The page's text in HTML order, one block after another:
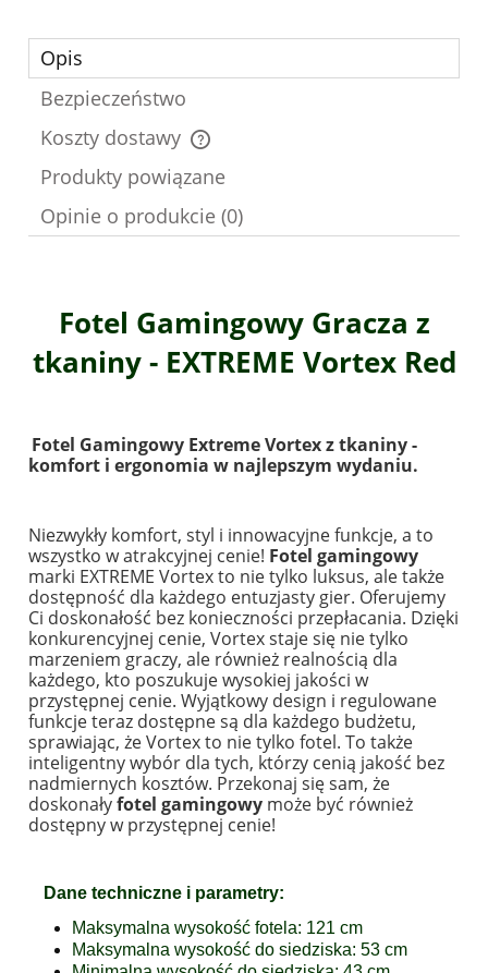
Opis
Bezpieczeństwo
Koszty dostawy
Cena nie zawiera ewentualnych kosztów płatności
Produkty powiązane
Opinie o produkcie (0)
Fotel Gamingowy Gracza z
tkaniny - EXTREME Vortex Red
Fotel Gamingowy Extreme Vortex z tkaniny -
komfort i ergonomia w najlepszym wydaniu.
Niezwykły komfort, styl i innowacyjne funkcje, a to
wszystko w atrakcyjnej cenie! Fotel gamingowy
marki EXTREME Vortex to nie tylko luksus, ale także
dostępność dla każdego entuzjasty gier. Oferujemy
Ci doskonałość bez konieczności przepłacania. Dzięki
konkurencyjnej cenie, Vortex staje się nie tylko
marzeniem graczy, ale również realnością dla
każdego, kto poszukuje wysokiej jakości w
przystępnej cenie. Wyjątkowy design i regulowane
funkcje teraz dostępne są dla każdego budżetu,
sprawiając, że Vortex to nie tylko fotel. To także
inteligentny wybór dla tych, którzy cenią jakość bez
nadmiernych kosztów. Przekonaj się sam, że
doskonałyfotel gamingowy może być również
dostępny w przystępnej cenie!
Dane techniczne i parametry:
Maksymalna wysokość fotela: 121 cm
Maksymalna wysokość do siedziska: 53 cm